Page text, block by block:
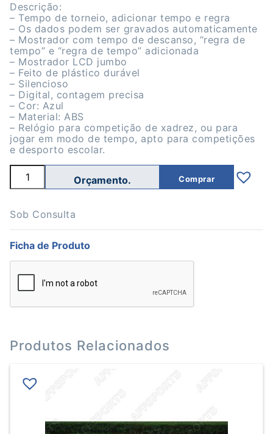
Descrição:
– Tempo de torneio, adicionar tempo e regra
– Os dados podem ser gravados automaticamente
– Mostrador com tempo de descanso, “regra de
tempo” e “regra de tempo” adicionada
– Mostrador LCD jumbo
– Feito de plástico durável
– Silencioso
– Digital, contagem precisa
– Cor: Azul
– Material: ABS
– Relógio para competição de xadrez, ou para
jogar em modo de tempo, apto para competições
e desporto escolar.
Quantidade
Cronómetro
Digital
Comprar
Sob Consulta
Ficha de Produto
Produtos Relacionados